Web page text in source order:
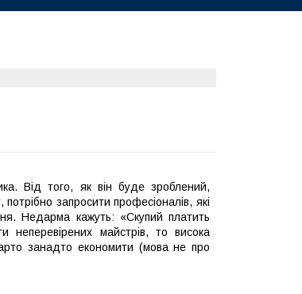
Від того, як він буде зроблений,
запросити професіоналів, які
Недарма кажуть: «Скупий платить
неперевірених майстрів, то висока
занадто економити (мова не про